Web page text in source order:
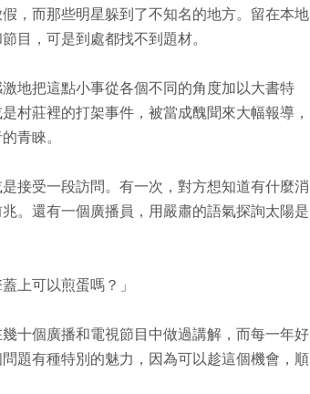
，而那些明星躲到了不知名的地方。留在本地
目，可是到處都找不到題材。
地把這點小事從各個不同的角度加以大書特
村莊裡的打架事件，被當成醜聞來大幅報導，
青睞。
接受一段訪問。有一次，對方想知道有什麼消
。還有一個廣播員，用嚴肅的語氣探詢太陽是
上可以煎蛋嗎？」
十個廣播和電視節目中做過講解，而每一年好
題有種特別的魅力，因為可以趁這個機會，順